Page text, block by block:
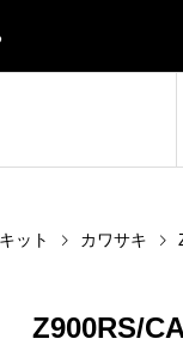
ット カワサキ
Z900RS/